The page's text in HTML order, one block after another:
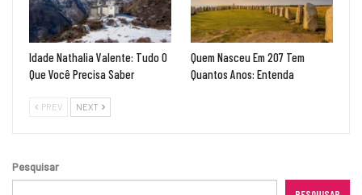
Idade Nathalia Valente: Tudo O
Que Você Precisa Saber
Quem Nasceu Em 207 Tem
Quantos Anos: Entenda
PREV NEXT
Pesquisar